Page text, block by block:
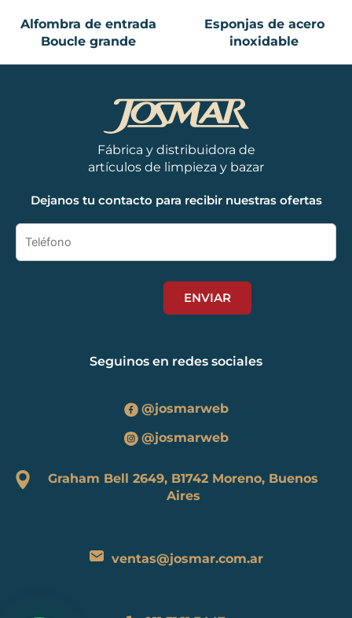
Alfombra de entrada
Boucle grande
Esponjas de acero
inoxidable
Fábrica y distribuidora de
artículos de limpieza y bazar
Dejanos tu contacto para recibir nuestras ofertas
Seguinos en redes sociales
@josmarweb
@josmarweb
Graham Bell 2649, B1742 Moreno, Buenos
Aires
ventas@josmar.com.ar